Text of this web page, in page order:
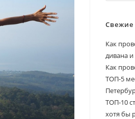
Свежие
Как
дивана
Как
ТОП-5
ТОП-10
хотя бы